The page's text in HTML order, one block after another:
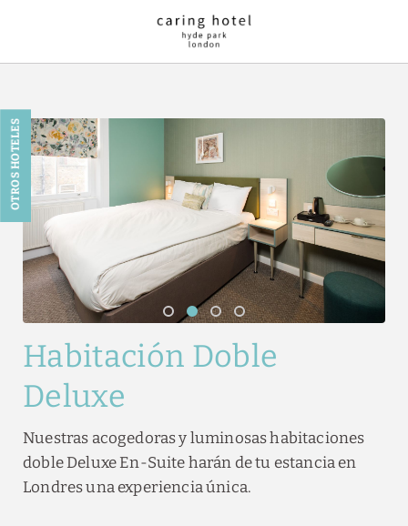
Habitación Doble
Deluxe
Nuestras acogedoras y luminosas habitaciones
doble Deluxe En-Suite harán de tu estancia en
Londres una experiencia única.
OTROS HOTELES